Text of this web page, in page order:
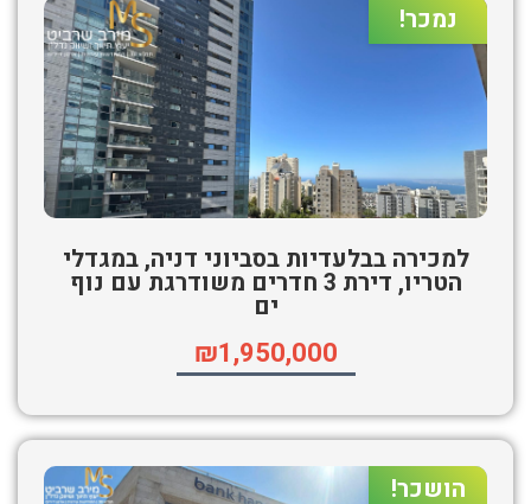
נמכר!
למכירה בבלעדיות בסביוני דניה, במגדלי
הטריו, דירת 3 חדרים משודרגת עם נוף
ים
₪1,950,000
הושכר!